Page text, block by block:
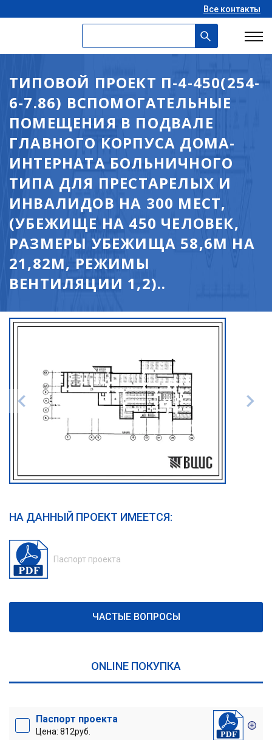
Все контакты
ТИПОВОЙ ПРОЕКТ П-4-450(254-
6-7.86) ВСПОМОГАТЕЛЬНЫЕ
ПОМЕЩЕНИЯ В ПОДВАЛЕ
ГЛАВНОГО КОРПУСА ДОМА-
ИНТЕРНАТА БОЛЬНИЧНОГО
ТИПА ДЛЯ ПРЕСТАРЕЛЫХ И
ИНВАЛИДОВ НА 300 МЕСТ,
(УБЕЖИЩЕ НА 450 ЧЕЛОВЕК,
РАЗМЕРЫ УБЕЖИЩА 58,6М НА
21,82М, РЕЖИМЫ
ВЕНТИЛЯЦИИ 1,2)..
НА ДАННЫЙ ПРОЕКТ ИМЕЕТСЯ:
Паспорт проекта
ЧАСТЫЕ ВОПРОСЫ
ONLINE ПОКУПКА
Паспорт проекта
Цена: 812руб.